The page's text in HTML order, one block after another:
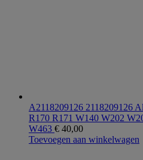
A2118209126 2118209126
R170 R171 W140 W202
W463 € 40,00
Toevoegen aan winkelwagen